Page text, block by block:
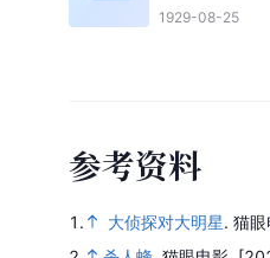
1929-08-25
参考资料
1. 大侦探对大明星. 猫